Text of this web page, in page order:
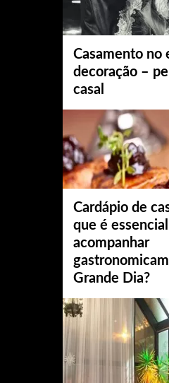
Casamento no
decoração –
casal
Cardápio de
que é
acompanhar
Grande Dia?